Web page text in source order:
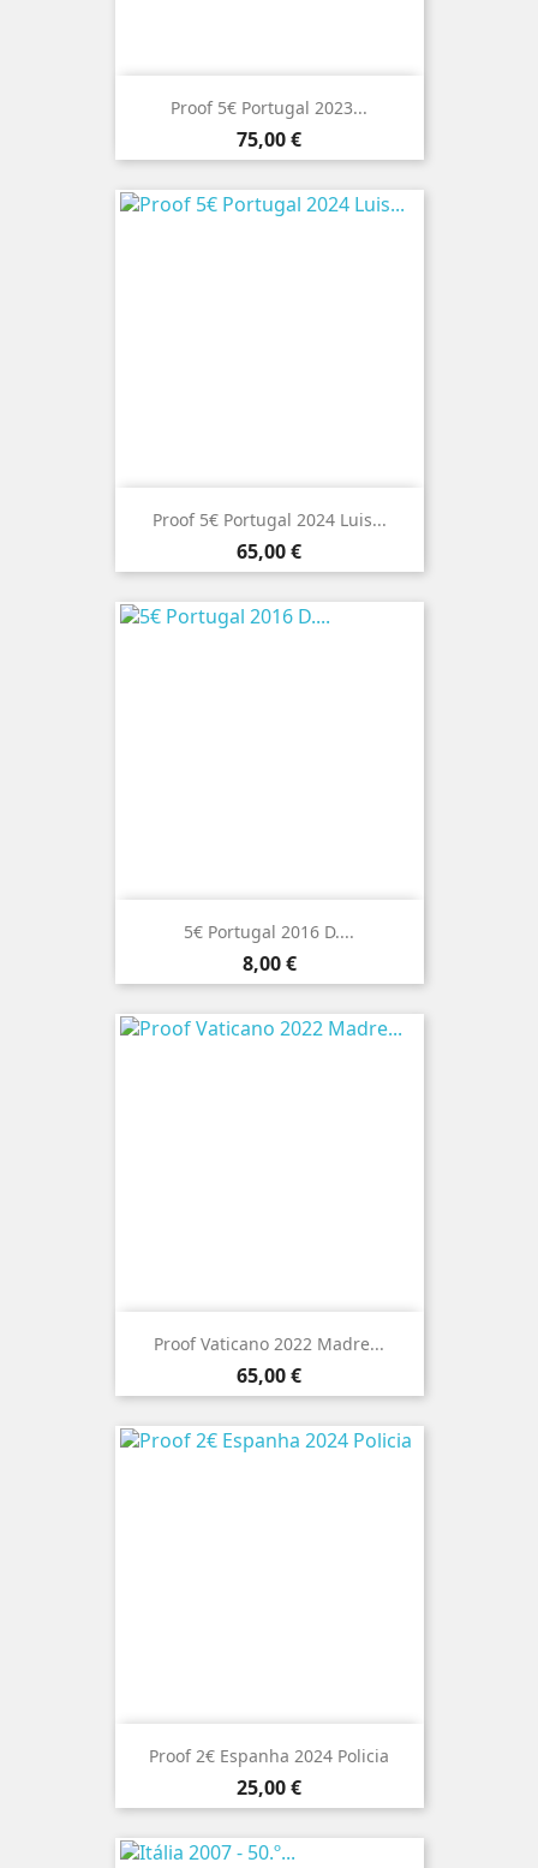
Proof 5€ Portugal 2023...
Preço
75,00 €
Proof 5€ Portugal 2024 Luis...
Preço
65,00 €
5€ Portugal 2016 D....
Preço
8,00 €
Proof Vaticano 2022 Madre...
Preço
65,00 €
Proof 2€ Espanha 2024 Policia
Preço
25,00 €